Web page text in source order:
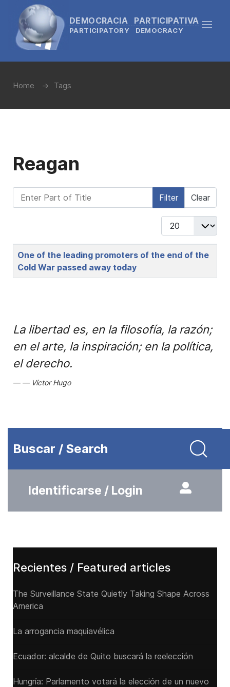
DEMOCRACIA PARTICIPATIVA
PARTICIPATORY DEMOCRACY
Home Tags
Reagan
Enter Part of Title Filter Clear
Display #
Title
One of the leading promoters of the end of the
Cold War passed away today
La libertad es, en la filosofía, la razón;
en el arte, la inspiración; en la política,
el derecho.
Víctor Hugo
Buscar / Search
Identificarse / Login
Recientes / Featured articles
The Surveillance State Quietly Taking Shape Across
America
La arrogancia maquiavélica
Ecuador: alcalde de Quito buscará la reelección
Hungría: Parlamento votará la elección de un nuevo